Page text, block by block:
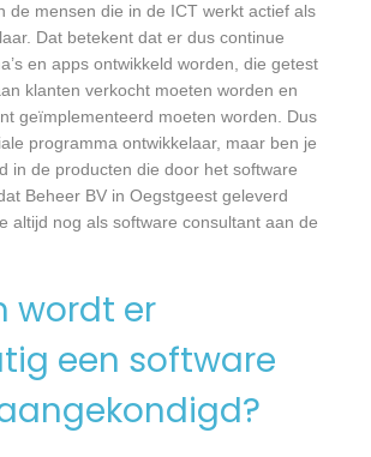
de mensen die in de ICT werkt actief als
Dat betekent dat er dus continue
en apps ontwikkeld worden, die getest
klanten verkocht moeten worden en
geïmplementeerd moeten worden. Dus
programma ontwikkelaar, maar ben je
in de producten die door het software
Beheer BV in Oegstgeest geleverd
altijd nog als software consultant aan de
wordt er
een software